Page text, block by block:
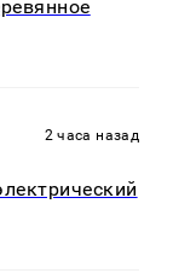
2 часа назад